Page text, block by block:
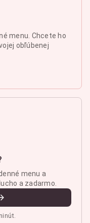
menu. Chcete ho
obľúbenej
menu a
a zadarmo.